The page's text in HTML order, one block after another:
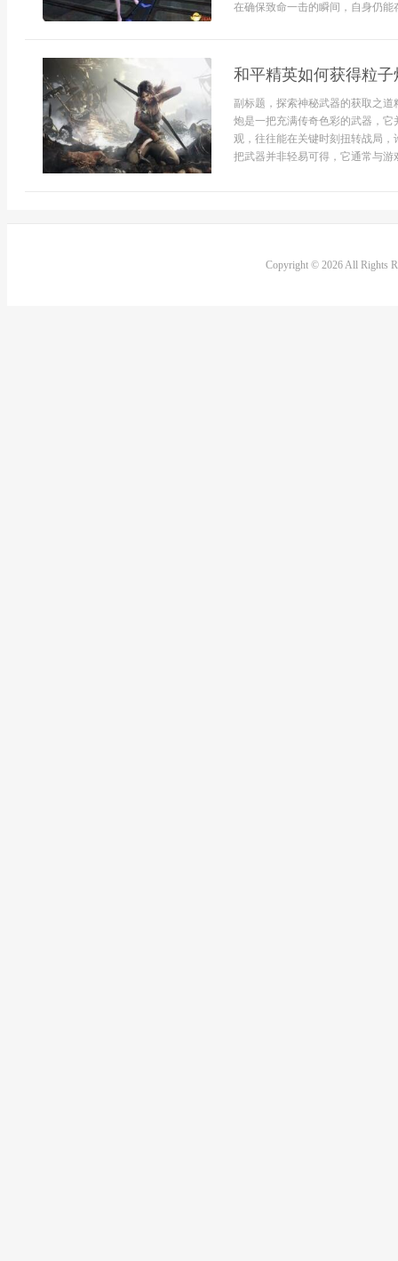
在确保致命一击的瞬间，自身仍能
和平精英如何获得粒
副标题，探索神秘武器的获取之
炮是一把充满传奇色彩的武器，
观，往往能在关键时刻扭转战局
把武器并非轻易可得，它通常与游
Copyright © 2026 All Rights